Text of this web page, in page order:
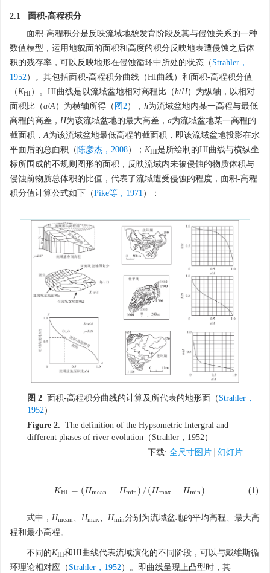
2.1 面积-高程积分
面积-高程积分是反映流域地貌发育阶段及其与侵蚀关系的一种
数值模型，运用地貌面的面积和高度的积分反映地表遭侵蚀之后体
积的残存率，可以反映地形在侵蚀循环中所处的状态（ Strahler，
1952 ）。其包括面积-高程积分曲线（HI曲线）和面积-高程积分值
（ KHI ）。HI曲线是以流域盆地相对高程比（h/H）为纵轴，以相对
面积比（a/A ）为横轴所得（ 图2 ）， h为流域盆地内某一高程与最低
高程的高差， H为该流域盆地的最大高差， a为流域盆地某一高程的
截面积， A为该流域盆地最低高程的截面积，即该流域盆地投影在水
平面后的总面积（ 陈彦杰，2008）； KHI是所绘制的HI曲线与横纵坐
标所围成的不规则图形的面积，反映流域内未被侵蚀的物质体积与
侵蚀前物质总体积的比值，代表了流域遭受侵蚀的程度，面积-高程
积分值计算公式如下（Pike等，1971 ）：
图 2 面积-高程积分曲线的计算及所代表的地形面（ Strahler，
1952 ）
Figure 2. The definition of the Hypsometric Intergral and
different phases of river evolution（Strahler，1952）
下载: 全尺寸图片 幻灯片
KHI = (Hmean − Hmin) /(Hmax − Hmin)
K HI =(Hmea n− Hmin )/ (Hmax−Hmin) (1)
式中， Hmean Hmax Hmin分别为流域盆地的平均高程、最大高
程和最小高程。
不同的KHI和HI曲线代表流域演化的不同阶段，可以与戴维斯循
环理论相对应（ Strahler，1952 ）。即曲线呈现上凸型时，其